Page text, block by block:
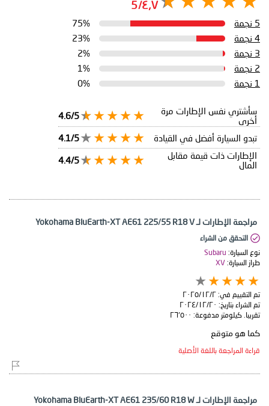
٤٫٧/5
5 نجمة
75%
4 نجمة
23%
3 نجمة
2%
2 نجمة
1%
1 نجمة
0%
سأشتري نفس الإطارات مرة
أخرى
4.6/5
تبدو السيارة أفضل في القيادة
4.1/5
الإطارات ذات قيمة مقابل
المال
4.4/5
مراجعة الإطارات لـ Yokohama BluEarth-XT AE61 225/55 R18 V
التحقق من الشراء
نوع السيارة: Subaru
طراز السيارة: XV
تم التقييم في: ٢‏/١٢‏/٢٠٢٥
تم الشراء بتاريخ: ٢٠‏/١٢‏/٢٠٢٤
تقريبا. كيلومتر مدفوعة: ٢٦٬٥٠٠
كما هو متوقع
قراءة المراجعة باللغة الأصلية
مراجعة الإطارات لـ Yokohama BluEarth-XT AE61 235/60 R18 W